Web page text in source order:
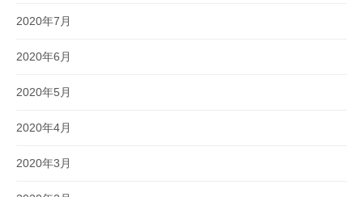
2020年7月
2020年6月
2020年5月
2020年4月
2020年3月